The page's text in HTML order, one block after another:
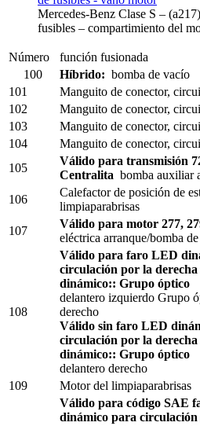
Mercedes-Benz Clase S –
fusibles – compartimiento del
Número función fusionada
100
Híbrido: bomba de vacío
101
Manguito de conector,
102
Manguito de conector,
103
Manguito de conector,
104
Manguito de conector,
105
Válido para transmisión
Centralita bomba auxiliar
106
Calefactor de posición de
limpiaparabrisas
107
Válido para motor 277,
eléctrica arranque/bomba
108
Válido para faro LED
circulación por la
dinámico:: Grupo óptico
delantero izquierdo Grupo
derecho
Válido sin faro LED
circulación por la
dinámico:: Grupo óptico
delantero derecho
109 Motor del limpiaparabrisas
Válido para código SAE
dinámico para